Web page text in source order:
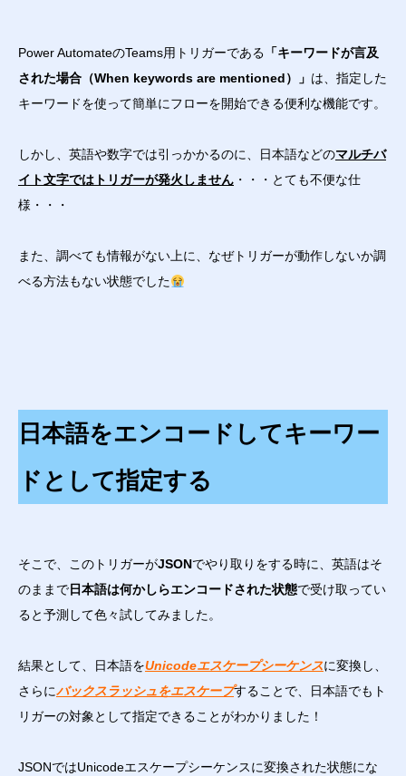
Power AutomateのTeams用トリガーである 「キーワードが言及
された場合 （When keywords are mentioned） 」 は、指定した
キーワードを使って簡単にフローを開始できる便利な機能です。
しかし、英語や数字では引っかかるのに、日本語などのマルチバ
イト文字ではトリガーが発火しません ・・・とても不便な仕
様・・・
また、調べても情報がない上に、なぜトリガーが動作しないか調
べる方法もない状態でした
日本語をエンコードしてキーワー
ドとして指定する
そこで、このトリガーがJSONでやり取りをする時に、英語はそ
のままで日本語は何かしらエンコードされた状態で受け取ってい
ると予測して色々試してみました。
結果として、日本語をUnicodeエスケープシーケンスに変換し、
さらにバックスラッシュをエスケープすることで、日本語でもト
リガーの対象として指定できることがわかりました！
JSONではUnicodeエスケープシーケンスに変換された状態にな